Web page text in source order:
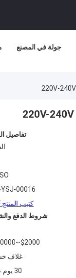
جولة في المصنع
تفاصيل
YSJ-00016
كتيب المنتج PDF
شروط الدفع
$2000~$100000
غلاف
30 يوم عمل